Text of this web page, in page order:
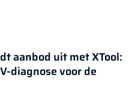
aanbod uit met XTool:
diagnose voor de